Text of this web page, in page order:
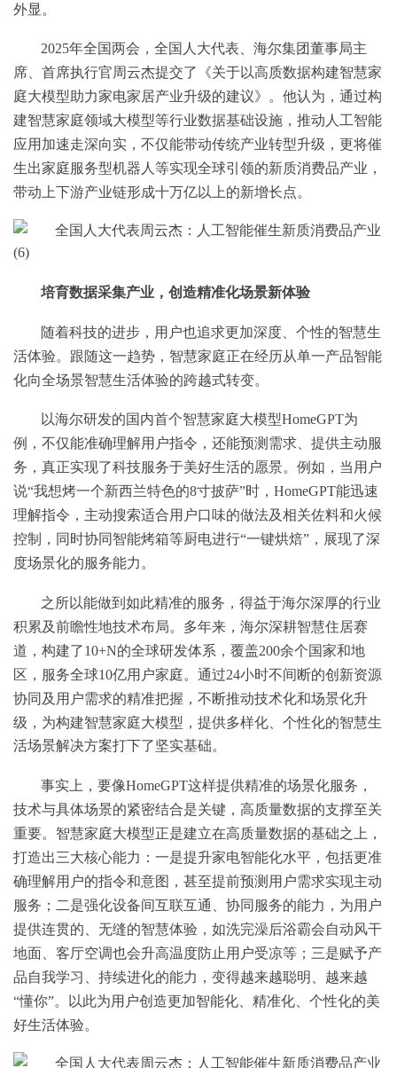
外显。
2025年全国两会，全国人大代表、海尔集团董事局主
席、首席执行官周云杰提交了《关于以高质数据构建智慧家
庭大模型助力家电家居产业升级的建议》。他认为，通过构
建智慧家庭领域大模型等行业数据基础设施，推动人工智能
应用加速走深向实，不仅能带动传统产业转型升级，更将催
生出家庭服务型机器人等实现全球引领的新质消费品产业，
带动上下游产业链形成十万亿以上的新增长点。
培育数据采集产业，创造精准化场景新体验
随着科技的进步，用户也追求更加深度、个性的智慧生
活体验。跟随这一趋势，智慧家庭正在经历从单一产品智能
化向全场景智慧生活体验的跨越式转变。
以海尔研发的国内首个智慧家庭大模型HomeGPT为
例，不仅能准确理解用户指令，还能预测需求、提供主动服
务，真正实现了科技服务于美好生活的愿景。例如，当用户
说“我想烤一个新西兰特色的8寸披萨”时，HomeGPT能迅速
理解指令，主动搜索适合用户口味的做法及相关佐料和火候
控制，同时协同智能烤箱等厨电进行“一键烘焙”，展现了深
度场景化的服务能力。
之所以能做到如此精准的服务，得益于海尔深厚的行业
积累及前瞻性地技术布局。多年来，海尔深耕智慧住居赛
道，构建了10+N的全球研发体系，覆盖200余个国家和地
区，服务全球10亿用户家庭。通过24小时不间断的创新资源
协同及用户需求的精准把握，不断推动技术化和场景化升
级，为构建智慧家庭大模型，提供多样化、个性化的智慧生
活场景解决方案打下了坚实基础。
事实上，要像HomeGPT这样提供精准的场景化服务，
技术与具体场景的紧密结合是关键，高质量数据的支撑至关
重要。智慧家庭大模型正是建立在高质量数据的基础之上，
打造出三大核心能力：一是提升家电智能化水平，包括更准
确理解用户的指令和意图，甚至提前预测用户需求实现主动
服务；二是强化设备间互联互通、协同服务的能力，为用户
提供连贯的、无缝的智慧体验，如洗完澡后浴霸会自动风干
地面、客厅空调也会升高温度防止用户受凉等；三是赋予产
品自我学习、持续进化的能力，变得越来越聪明、越来越
“懂你”。以此为用户创造更加智能化、精准化、个性化的美
好生活体验。